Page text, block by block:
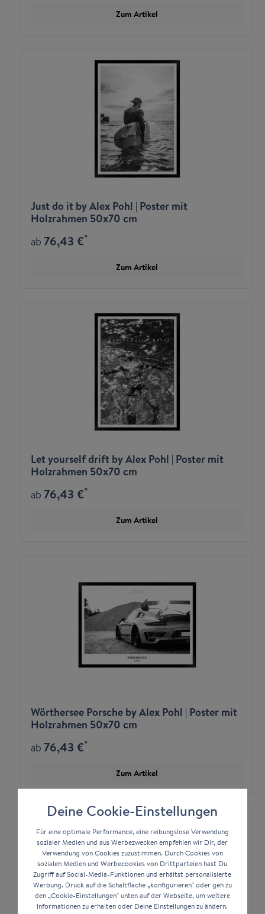
Zum Artikel
Just do it by Alex Pohl | Poster mit
Holzrahmen 50x70 cm
ab 76,43 €*
Zum Artikel
Let yourself drift by Alex Pohl | Poster mit
Holzrahmen 50x70 cm
ab 76,43 €*
Zum Artikel
Wörthersee Porsche by Alex Pohl | Poster mit
Holzrahmen 50x70 cm
ab 76,43 €*
Zum Artikel
Deine Cookie-Einstellungen
Für eine optimale Performance, eine reibungslose Verwendung
sozialer Medien und aus Werbezwecken empfehlen wir Dir, der
Verwendung von Cookies zuzustimmen. Durch Cookies von
sozialen Medien und Werbecookies von Drittparteien hast Du
Zugriff auf Social-Media-Funktionen und erhältst personalisierte
Werbung. Drück auf die Schaltfläche „konfigurieren" oder geh zu
den „Cookie-Einstellungen" unten auf der Webseite, um weitere
Informationen zu erhalten oder Deine Einstellungen zu ändern.